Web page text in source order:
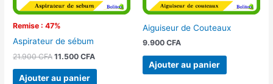
Remise : 47%
Aspirateur de sébum
21.900CFA 11.500CFA
Ajouter au panier
Aiguiseur de Couteaux
9.900 CFA
Ajouter au panier